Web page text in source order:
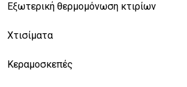
Εξωτερική θερμομόνωση κτιρίων
Χτισίματα
Κεραμοσκεπές